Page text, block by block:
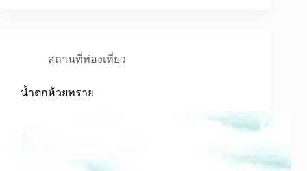
สถานที่ท่องเที่ยว
น้ำตกห้วยทราย